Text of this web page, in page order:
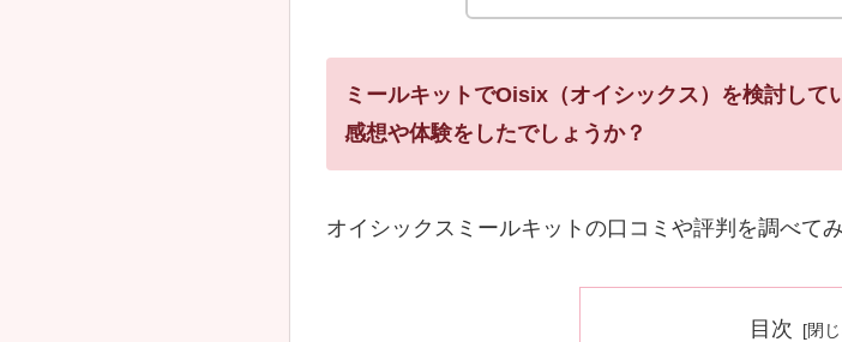
ミールキットでOisix（オイシックス）を検討し
感想や体験をしたでしょうか？
オイシックスミールキットの口コミや評判を調べて
目次